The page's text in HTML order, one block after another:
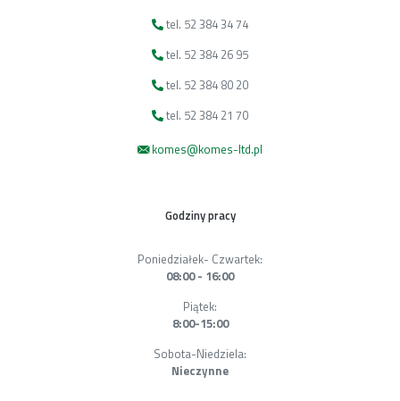
tel. 52 384 34 74
tel. 52 384 26 95
tel. 52 384 80 20
tel. 52 384 21 70
komes@komes-ltd.pl
Godziny pracy
Poniedziałek- Czwartek:
08:00 - 16:00
Piątek:
8:00-15:00
Sobota-Niedziela:
Nieczynne